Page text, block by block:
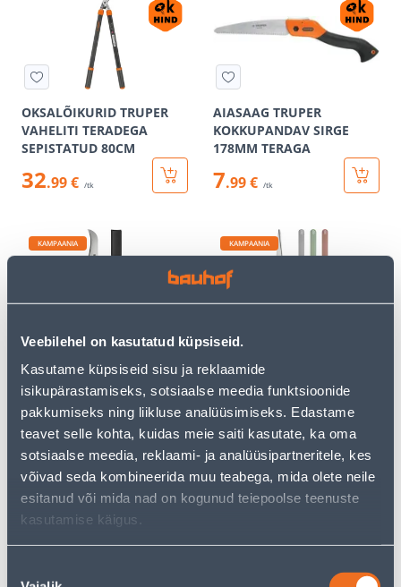
Veebilehel on kasutatud küpsiseid.
Kasutame küpsiseid sisu ja reklaamide
isikupärastamiseks, sotsiaalse meedia funktsioonide
pakkumiseks ning liikluse analüüsimiseks. Edastame
teavet selle kohta, kuidas meie saiti kasutate, ka oma
sotsiaalse meedia, reklaami- ja analüüsipartneritele, kes
võivad seda kombineerida muu teabega, mida olete neile
esitanud või mida nad on kogunud teiepoolse teenuste
kasutamise käigus.
OKSALÕIKURID TRUPER
VAHELITI TERADEGA
SEPISTATUD 80CM
32.99 € /tk
AIASAAG TRUPER
KOKKUPANDAV SIRGE
178MM TERAGA
7.99 € /tk
KAMPAANIA
NUGA GARDENA
HOIDIKUGA VEGGIECUT
16
KAMPAANIA
KÄÄRIDE KOMPLEKT
GARDENA FRESHCUT
20
KAMPAANIA KAMPAANIA